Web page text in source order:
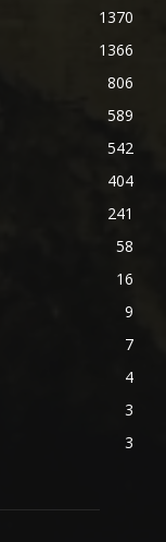
1370
1366
806
589
542
404
241
58
16
9
7
4
3
3